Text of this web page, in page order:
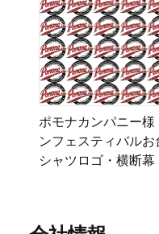
ポモナカンパニー
ンフェスティバル
シャツロゴ・横断